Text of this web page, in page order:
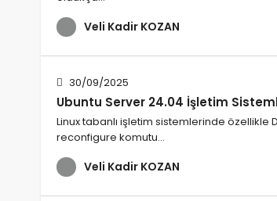
Veli Kadir KOZAN
30/09/2025
Ubuntu Server 24.04 İşletim
Linux tabanlı işletim sistemlerinde
reconfigure komutu…
Veli Kadir KOZAN